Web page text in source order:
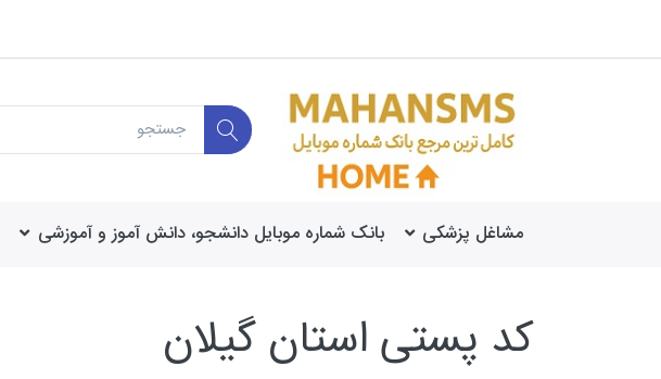
مشاغل پزشکی بانک شماره موبایل دانشجو، دانش آموز و آموزشی
کد پستی استان گیلان